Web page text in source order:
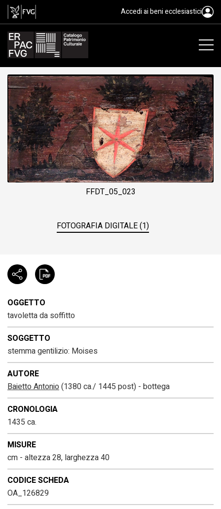
tavoletta da soffitto, Baietto
Accedi ai beni ecclesiastici
FFDT_05_023
FOTOGRAFIA DIGITALE (1)
OGGETTO
tavoletta da soffitto
SOGGETTO
stemma gentilizio: Moises
AUTORE
Baietto Antonio(1380 ca./ 1445 post) - bottega
CRONOLOGIA
1435 ca.
MISURE
cm - altezza 28, larghezza 40
CODICE SCHEDA
OA_126829